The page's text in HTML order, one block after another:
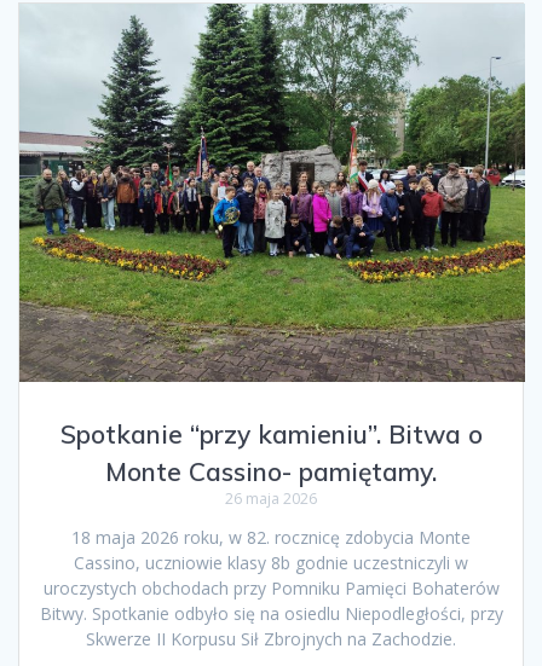
Spotkanie “przy kamieniu”. Bitwa o
Monte Cassino- pamiętamy.
26 maja 2026
18 maja 2026 roku, w 82. rocznicę zdobycia Monte
Cassino, uczniowie klasy 8b godnie uczestniczyli w
uroczystych obchodach przy Pomniku Pamięci Bohaterów
Bitwy. Spotkanie odbyło się na osiedlu Niepodległości, przy
Skwerze II Korpusu Sił Zbrojnych na Zachodzie.